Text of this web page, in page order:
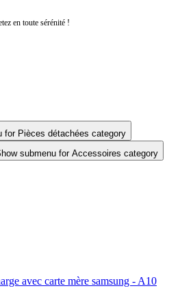
en toute sérénité !
for Pièces détachées category
submenu for Accessoires category
avec carte mère samsung - A10